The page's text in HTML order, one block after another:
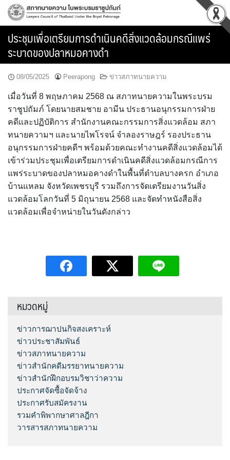
Skip
ประชุมเพื่อเตรียมการดำเนินคดีสิ่งแวดล้อมกรณีแพร่
ระบาดของปลาหมอคางดำ
08/05/2025 Peerapong ข่าวสภาทนายความ
เมื่อวันที่ 8 พฤษภาคม 2568 ณ สภาทนายความในพระบรม
ราชูปถัมภ์ โดยนายสมชาย อามีน ประธานอนุกรรมการฝ่าย
คดีและปฏิบัติการ สำนักงานคณะกรรมการสิ่งแวดล้อม สภา
ทนายความฯ และนายไพโรจน์ จำลองราษฎร์ รองประธาน
อนุกรรมการฝ่ายคดีฯ พร้อมด้วยคณะทำงานคดีสิ่งแวดล้อมได้
เข้าร่วมประชุมเพื่อเตรียมการดำเนินคดีสิ่งแวดล้อมกรณีการ
แพร่ระบาดของปลาหมอคางดำในพื้นที่ตำบลบางครก อำเภอ
บ้านแหลม จังหวัดเพชรบุรี รวมถึงการจัดเตรียมงานวันสิ่ง
แวดล้อมโลกวันที่ 5 มิถุนายน 2568 และจัดทำหนังสือสิ่ง
แวดล้อมเพื่อจำหน่ายในวันดังกล่าว
หมวดหมู่
ข่าวการฌาปนกิจสงเคราะห์
ข่าวประชาสัมพันธ์
ข่าวสภาทนายความ
ข่าวสำนักคดีมรรยาทนายความ
ข่าวสำนักฝึกอบรมวิชาว่าความ
ประกาศจัดซื้อจัดจ้าง
ประกาศรับสมัครงาน
รวมคำพิพากษาศาลฎีกา
วารสารสภาทนายความ